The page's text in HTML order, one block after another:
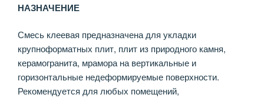
НАЗНАЧЕНИЕ
Смесь клеевая предназначена для укладки
крупноформатных плит, плит из природного камня,
керамогранита, мрамора на вертикальные и
горизонтальные недеформируемые поверхности.
Рекомендуется для любых помещений,